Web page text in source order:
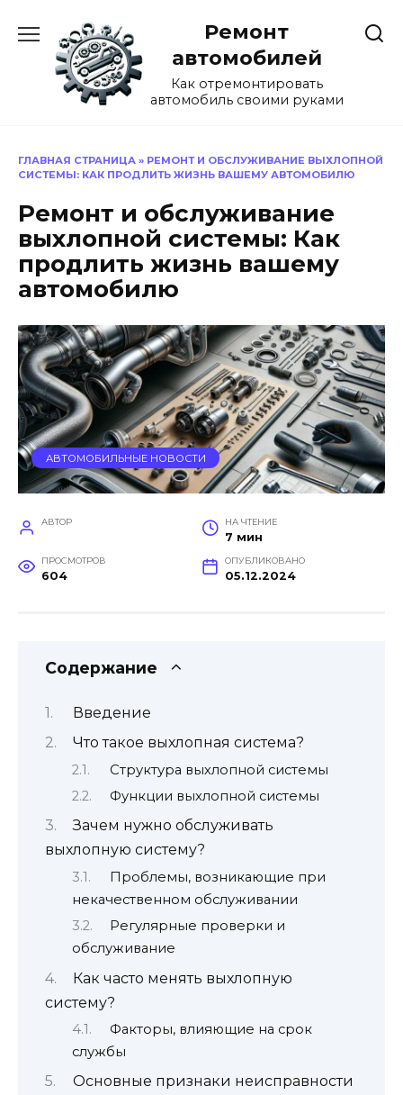
содержанию
Ремонт
автомобилей
Как отремонтировать
автомобиль своими руками
ГЛАВНАЯ СТРАНИЦА » РЕМОНТ И ОБСЛУЖИВАНИЕ ВЫХЛОПНОЙ
СИСТЕМЫ: КАК ПРОДЛИТЬ ЖИЗНЬ ВАШЕМУ АВТОМОБИЛЮ
Ремонт и обслуживание
выхлопной системы: Как
продлить жизнь вашему
автомобилю
АВТОМОБИЛЬНЫЕ НОВОСТИ
АВТОР НА ЧТЕНИЕ
7 мин
ПРОСМОТРОВ
604
ОПУБЛИКОВАНО
05.12.2024
Содержание
Введение
Что такое выхлопная система?
Структура выхлопной системы
Функции выхлопной системы
Зачем нужно обслуживать
выхлопную систему?
Проблемы, возникающие при
некачественном обслуживании
Регулярные проверки и
обслуживание
Как часто менять выхлопную
систему?
Факторы, влияющие на срок
службы
Основные признаки неисправности